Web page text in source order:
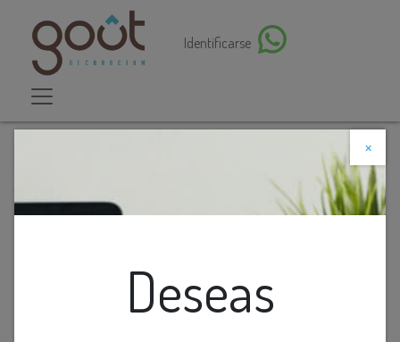
Identificarse
×
Deseas
Descuento web
Lamp. Colg. Led 1L Vidrio Smoke+Metal Dorado 3K